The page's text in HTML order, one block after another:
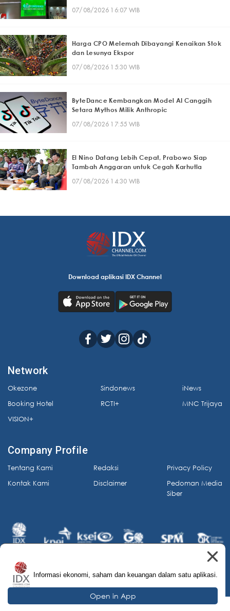
07/08/2026 16:07 WIB
Harga CPO Melemah Dibayangi Kenaikan Stok
dan Lesunya Ekspor
07/08/2026 15:30 WIB
ByteDance Kembangkan Model AI Canggih
Setara Mythos Milik Anthropic
07/08/2026 17:55 WIB
El Nino Datang Lebih Cepat, Prabowo Siap
Tambah Anggaran untuk Cegah Karhutla
07/08/2026 14:30 WIB
Download aplikasi IDX Channel
Network
Okezone
Booking Hotel
VISION+
Sindonews
RCTI+
iNews
MNC Trijaya
Company Profile
Tentang Kami
Kontak Kami
Redaksi
Disclaimer
Privacy Policy
Pedoman Media
Siber
© 2026 IDX Channel. All Rights Reserved.
Informasi ekonomi, saham dan keuangan dalam satu aplikasi.
Open in App